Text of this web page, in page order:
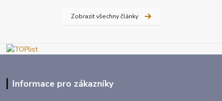
Zobrazit všechny články
Informace pro zákazníky